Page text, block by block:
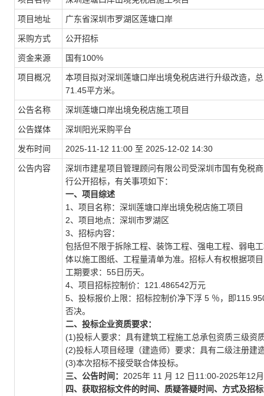
项目地址 广东省深圳市罗湖区莲塘口岸
采购方式 公开招标
资金来源 国有100%
项目概况
本项目拟对深圳莲塘口岸出境免税店进行升级改造，
71.45平方米。
公告名称 深圳莲塘口岸出境免税店施工项目
公告媒体 深圳阳光采购平台
发布时间 2025-11-12 11:00 至 2025-12-02 14:30
公告内容
深圳市建星项目管理顾问有限公司受深圳市国有免税
行公开招标，有关事项如下：
一、项目综述
1、项目名称：深圳莲塘口岸出境免税店施工项目
2、项目地点：深圳市罗湖区
3、招标内容：
包括但不限于拆除工程、装饰工程、强电工程、弱电
体以施工图纸、工程量清单为准。招标人有权根据项
工期要求：55日历天。
4、项目招标控制价：121.486542万元
5、投标报价上限：招标控制价净下浮 5 ％，即
否决。
二、 投标企业资质要求：
(1)投标人要求：具有建筑工程施工总承包资质三级资
(2)投标人项目经理（建造师）要求：具有二级注册
(3)本次招标不接受联合体投标。
三、公告时间： 2025年 11 月 12 日11:00-2025年12
四、获取招标文件的时间、质疑答疑时间、方式及招